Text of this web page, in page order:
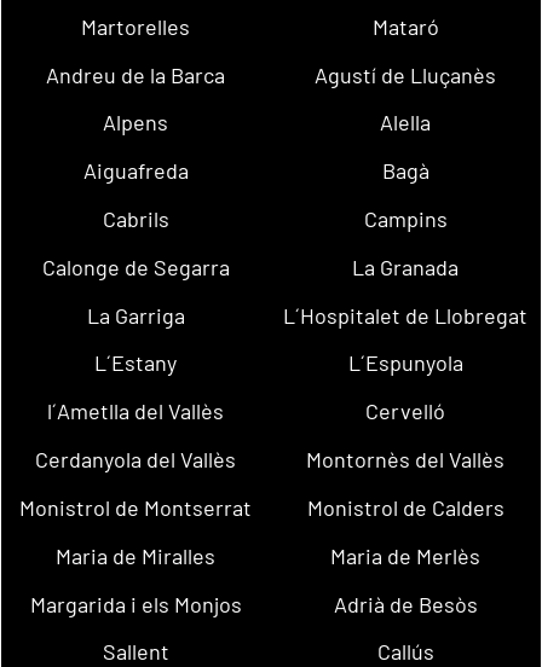
Martorelles
Mataró
Andreu de la Barca
Agustí de Lluçanès
Alpens
Alella
Aiguafreda
Bagà
Cabrils
Campins
Calonge de Segarra
La Granada
La Garriga
L´Hospitalet de Llobregat
L´Estany
L´Espunyola
l´Ametlla del Vallès
Cervelló
Cerdanyola del Vallès
Montornès del Vallès
Monistrol de Montserrat
Monistrol de Calders
Maria de Miralles
Maria de Merlès
Margarida i els Monjos
Adrià de Besòs
Sallent
Callús